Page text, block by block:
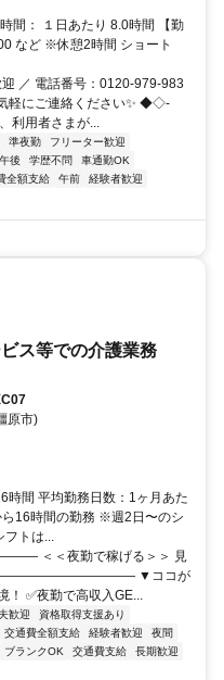
間： １日あたり 8.0時間 【勤
など ※休憩2時間 ショート
／ 電話番号：0120-979-983
軽にご連絡ください✨ ◆◇-
利用者さまが...
準夜勤
フリーター歓迎
午後 学歴不問
車通勤OK
全額支給 午前
経験者歓迎
ス等での介護業務
原市)
時間 平均勤務日数：1ヶ月あた
16時間の勤務 ※週2日〜のシ
フトは...
＜夜勤で稼げる＞＞ 見
▼ココが
！ ✅夜勤で高収入GE...
歓迎
資格取得支援あり
交通費全額支給 経験者歓迎
夜間
ブランクOK 交通費支給
長期歓迎